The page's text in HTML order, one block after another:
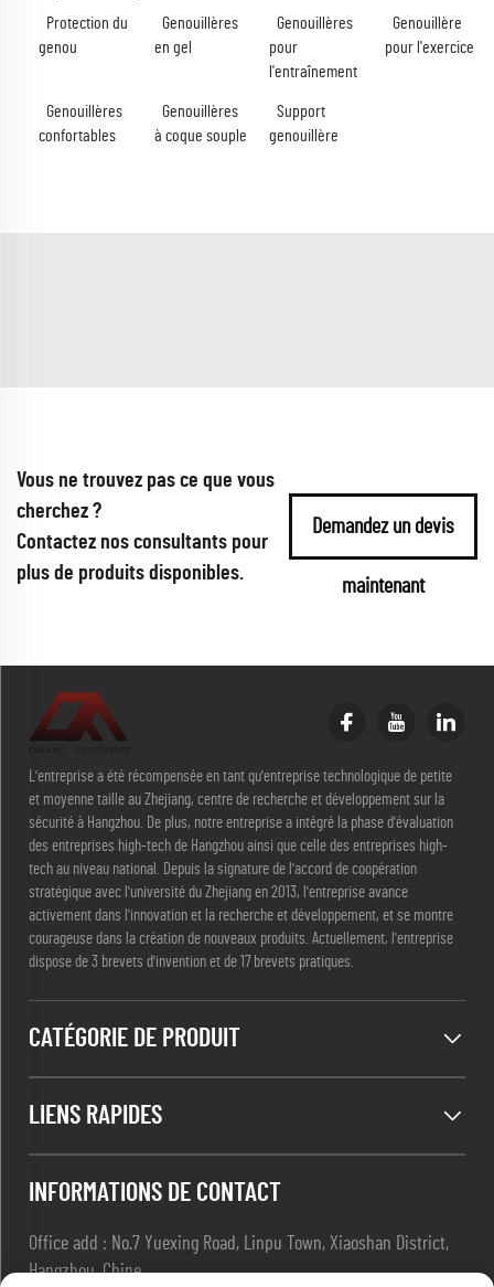
Protection du
genou
Genouillères
en gel
Genouillères
pour
l'entraînement
Genouillère
pour l'exercice
Genouillères
confortables
Genouillères
à coque souple
Support
genouillère
Vous ne trouvez pas ce que vous
cherchez ?
Contactez nos consultants pour
plus de produits disponibles.
Demandez un devis
maintenant
L'entreprise a été récompensée en tant qu'entreprise technologique de petite
et moyenne taille au Zhejiang, centre de recherche et développement sur la
sécurité à Hangzhou. De plus, notre entreprise a intégré la phase d'évaluation
des entreprises high-tech de Hangzhou ainsi que celle des entreprises high-
tech au niveau national. Depuis la signature de l'accord de coopération
stratégique avec l'université du Zhejiang en 2013, l'entreprise avance
activement dans l'innovation et la recherche et développement, et se montre
courageuse dans la création de nouveaux produits. Actuellement, l'entreprise
dispose de 3 brevets d'invention et de 17 brevets pratiques.
CATÉGORIE DE PRODUIT
LIENS RAPIDES
INFORMATIONS DE CONTACT
Office add : No.7 Yuexing Road, Linpu Town, Xiaoshan District,
Hangzhou, Chine